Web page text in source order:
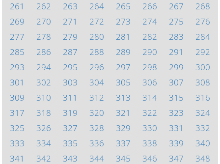
261
262 263 264 265 266 267
268
269
270 271 272 273 274 275
276
277
278 279 280 281 282 283
284
285
286 287 288 289 290 291
292
293
294 295 296 297 298 299
300
301
302 303 304 305 306 307
308
309
310 311 312 313 314 315
316
317
318 319 320 321 322 323
324
325
326 327 328 329 330 331
332
333
334 335 336 337 338 339
340
341
342 343 344 345 346 347 348